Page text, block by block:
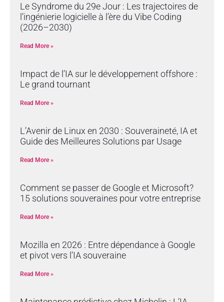
Le Syndrome du 29e Jour : Les trajectoires de
l’ingénierie logicielle à l’ère du Vibe Coding
(2026–2030)
Read More »
Impact de l’IA sur le développement offshore :
Le grand tournant
Read More »
L’Avenir de Linux en 2030 : Souveraineté, IA et
Guide des Meilleures Solutions par Usage
Read More »
Comment se passer de Google et Microsoft?
15 solutions souveraines pour votre entreprise
Read More »
Mozilla en 2026 : Entre dépendance à Google
et pivot vers l’IA souveraine
Read More »